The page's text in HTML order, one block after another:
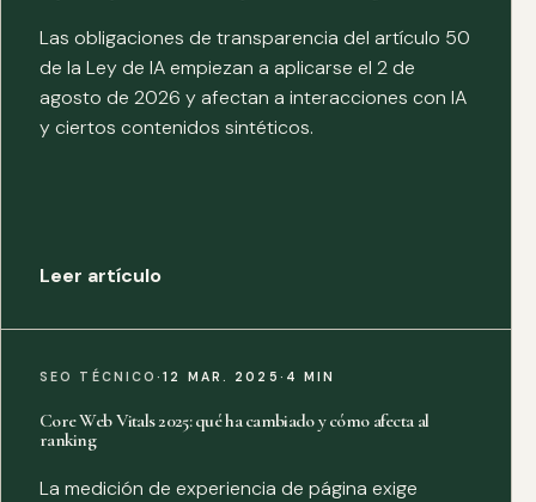
Las obligaciones de transparencia del artículo 50
de la Ley de IA empiezan a aplicarse el 2 de
agosto de 2026 y afectan a interacciones con IA
y ciertos contenidos sintéticos.
Leer artículo
SEO TÉCNICO·12 MAR. 2025 · 4 MIN
Core Web Vitals 2025: qué ha cambiado y cómo afecta al
ranking
La medición de experiencia de página exige